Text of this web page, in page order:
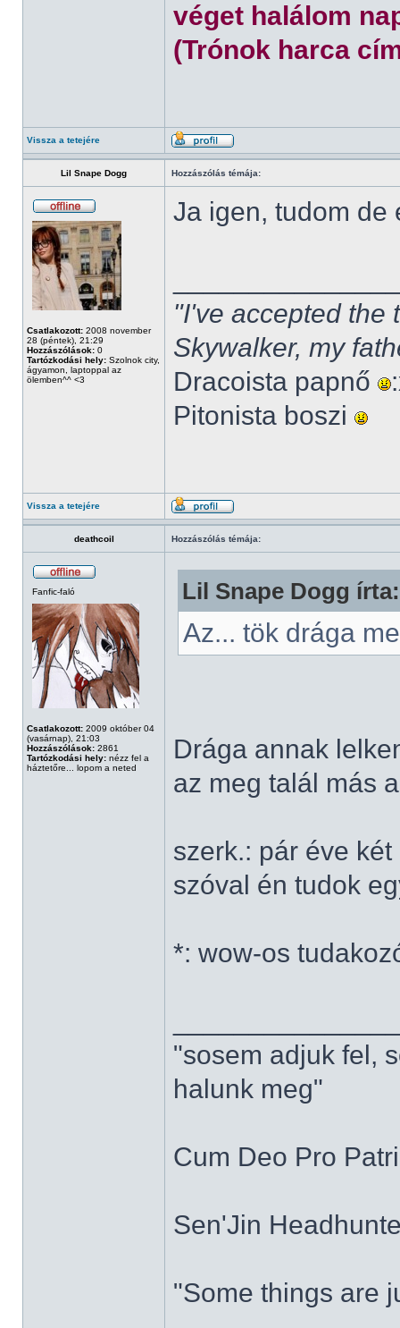
véget halálom
(Trónok harca
Vissza a tetejére
Lil Snape Dogg Hozzászólás témája:
Csatlakozott: 2008 november
28 (péntek), 21:29
Hozzászólások: 0
Tartózkodási hely: Szolnok city,
ágyamon, laptoppal az
ölemben^^ <3
Ja igen, tudom de
"I've accepted the
Skywalker, my
Dracoista papnő
Pitonista boszi
Vissza a tetejére
deathcoil Hozzászólás témája:
Fanfic-faló
Csatlakozott: 2009 október 04
(vasárnap), 21:03
Hozzászólások: 2861
Tartózkodási hely: nézz fel a
háztetőre... lopom a neted
Lil Snape Dogg írta:
Az... tök drága
Drága annak
az meg talál más
szerk.: pár éve
szóval én tudok
*: wow-os
"sosem adjuk fel,
halunk meg"
Cum Deo Pro
Sen'Jin
"Some things are